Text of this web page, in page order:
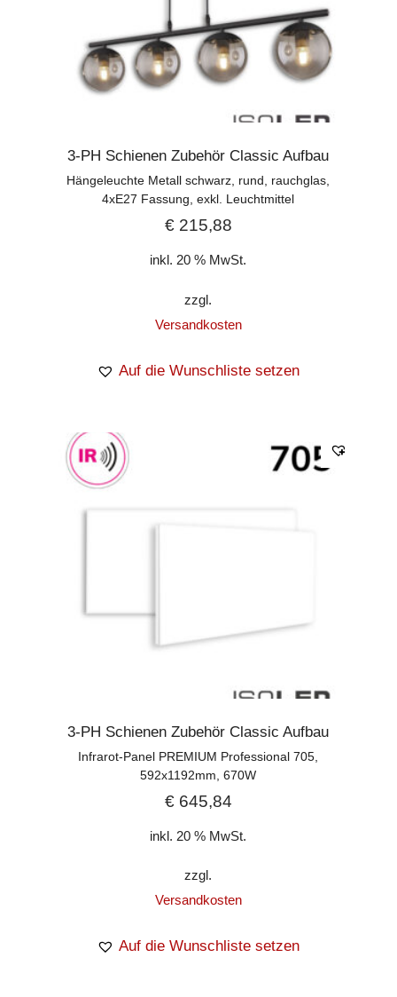
3-PH Schienen Zubehör Classic Aufbau
Hängeleuchte Metall schwarz, rund, rauchglas,
4xE27 Fassung, exkl. Leuchtmittel
€215,88
inkl. 20 % MwSt.
zzgl.
Versandkosten
Auf die Wunschliste setzen
3-PH Schienen Zubehör Classic Aufbau
Infrarot-Panel PREMIUM Professional 705,
592x1192mm, 670W
€645,84
inkl. 20 % MwSt.
zzgl.
Versandkosten
Auf die Wunschliste setzen